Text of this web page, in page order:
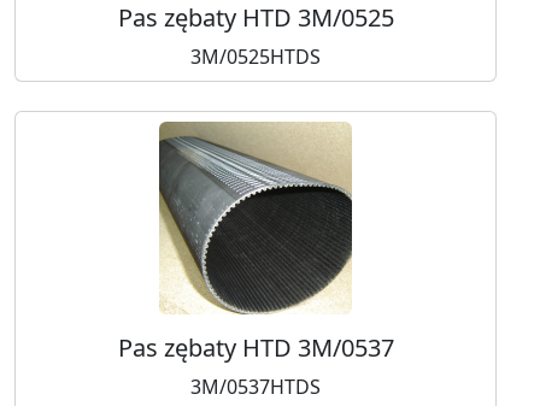
Pas zębaty HTD 3M/0525
3M/0525HTDS
Pas zębaty HTD 3M/0537
3M/0537HTDS